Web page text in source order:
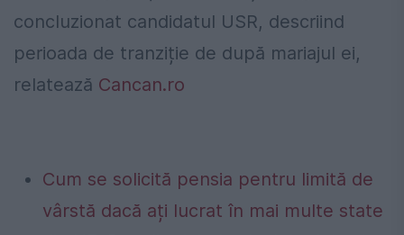
concluzionat candidatul USR, descriind
perioada de tranziție de după mariajul ei,
relatează Cancan.ro
Cum se solicită pensia pentru limită de
vârstă dacă ați lucrat în mai multe state